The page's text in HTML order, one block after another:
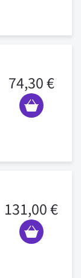
74,30 €
131,00 €